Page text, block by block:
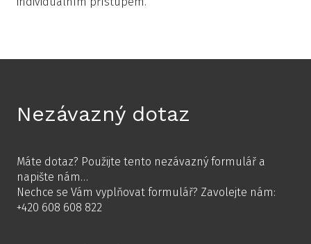
Nezávazný dotaz
Máte dotaz? Použijte tento nezávazný formulář a
napište nám…
Nechce se Vám vyplňovat formulář? Zavolejte nám:
+420 608 608 822